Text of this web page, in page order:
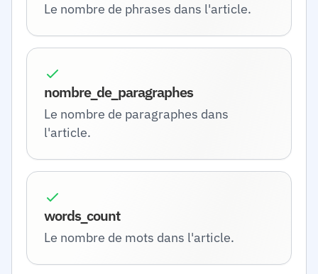
Le nombre de phrases dans l'article.
nombre_de_paragraphes
Le nombre de paragraphes dans
l'article.
words_count
Le nombre de mots dans l'article.